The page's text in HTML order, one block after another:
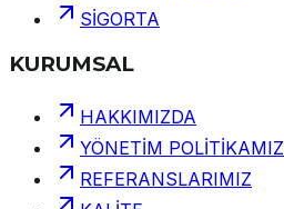
SİGORTA
KURUMSAL
HAKKIMIZDA
YÖNETİM POLİTİKAMIZ
REFERANSLARIMIZ